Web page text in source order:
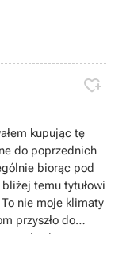

kupując tę
do poprzednich
biorąc pod
temu tytułowi
nie moje klimaty
przyszło do
staje się przez to
i